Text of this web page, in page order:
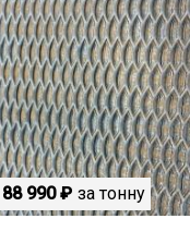
88 990 ₽ за тонну